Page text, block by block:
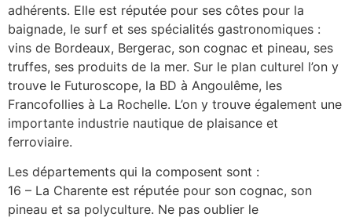
adhérents. Elle est réputée pour ses côtes pour la
baignade, le surf et ses spécialités gastronomiques :
vins de Bordeaux, Bergerac, son cognac et pineau, ses
truffes, ses produits de la mer. Sur le plan culturel l’on y
trouve le Futuroscope, la BD à Angoulême, les
Francofollies à La Rochelle. L’on y trouve également une
importante industrie nautique de plaisance et
ferroviaire.
Les départements qui la composent sont :
16 – La Charente est réputée pour son cognac, son
pineau et sa polyculture. Ne pas oublier le